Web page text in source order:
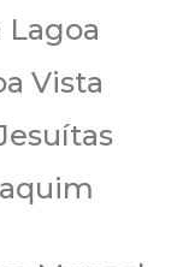
Lagoa
Vista